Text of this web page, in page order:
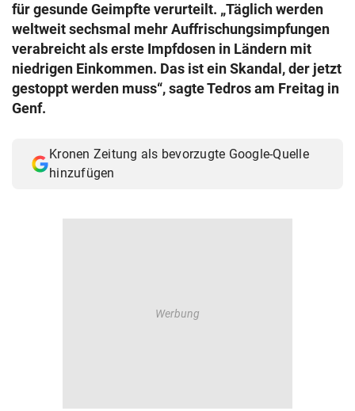
© Krone Multimedia GmbH & Co KG 2026
Muthgasse 2, 1190 Wien
für gesunde Geimpfte verurteilt. „Täglich werden
weltweit sechsmal mehr Auffrischungsimpfungen
verabreicht als erste Impfdosen in Ländern mit
niedrigen Einkommen. Das ist ein Skandal, der jetzt
gestoppt werden muss“, sagte Tedros am Freitag in
Genf.
Kronen Zeitung als bevorzugte Google-Quelle
hinzufügen